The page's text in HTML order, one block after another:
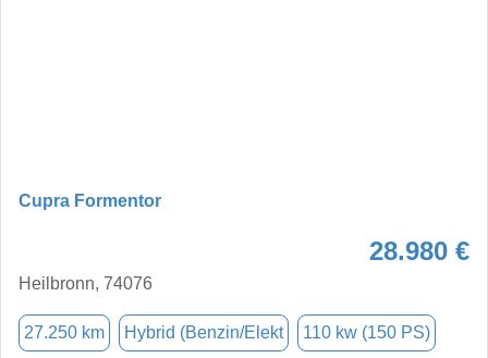
Cupra Formentor
28.980 €
Heilbronn, 74076
27.250 km Hybrid (Benzin/Elekt 110 kw (150 PS)